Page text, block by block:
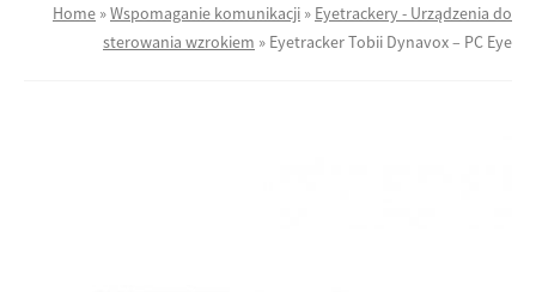
Home »Wspomaganie komunikacji » Eyetrackery - Urządzenia do
sterowania wzrokiem » Eyetracker Tobii Dynavox – PC Eye